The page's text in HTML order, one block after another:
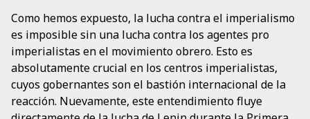
Como hemos expuesto, la lucha contra el imperialismo
es imposible sin una lucha contra los agentes pro
imperialistas en el movimiento obrero. Esto es
absolutamente crucial en los centros imperialistas,
cuyos gobernantes son el bastión internacional de la
reacción. Nuevamente, este entendimiento fluye